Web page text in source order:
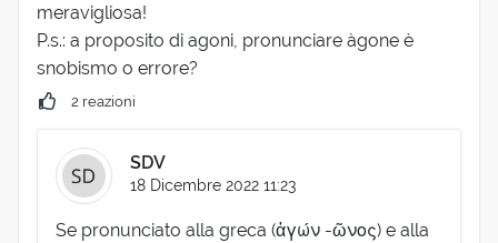
meravigliosa!
P.s.: a proposito di agoni, pronunciare àgone è
snobismo o errore?
2 reazioni
SDV
18 Dicembre 2022 11:23
Se pronunciato alla greca (ἀγών -ῶνος) e alla